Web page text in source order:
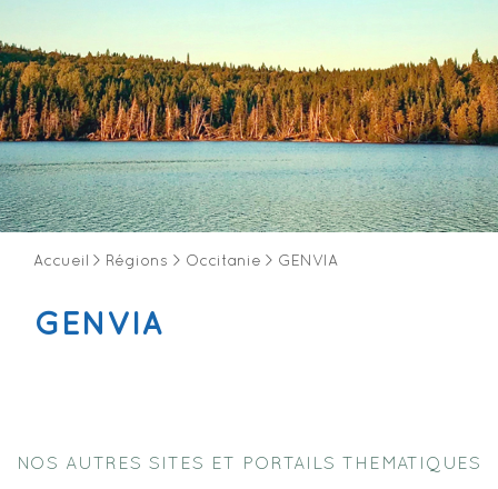
Accueil > Régions > Occitanie > GENVIA
GENVIA
NOS AUTRES SITES ET PORTAILS THEMATIQUES